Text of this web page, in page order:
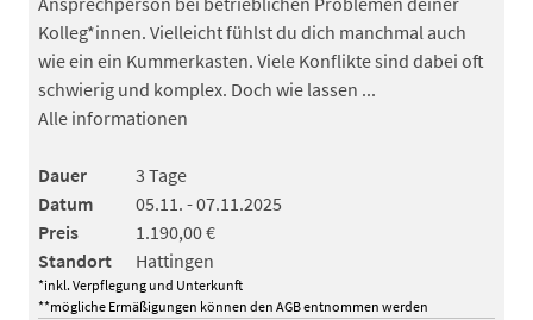
Kolleg*innen. Vielleicht fühlst du dich manchmal auch
wie ein ein Kummerkasten. Viele Konflikte sind dabei oft
schwierig und komplex. Doch wie lassen ...
Alle informationen
Dauer
3 Tage
Datum
05.11. - 07.11.2025
Preis
1.190,00 €
Standort
Hattingen
*inkl. Verpflegung und Unterkunft
**mögliche Ermäßigungen können den AGB entnommen werden